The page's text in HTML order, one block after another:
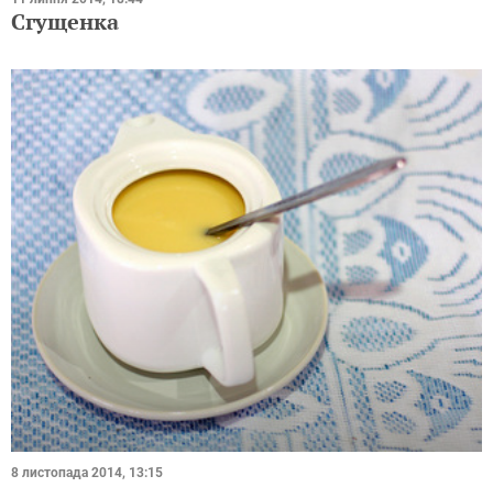
Сгущенка
8 листопада 2014, 13:15